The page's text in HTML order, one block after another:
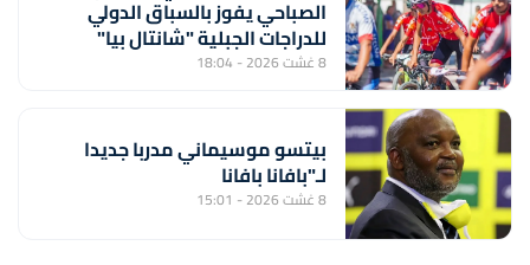
الصباحي يفوز بالسباق الدولي
للدراجات الجبلية "شانتال بيا"
8 غشت 2026 - 18:04
بيتسو موسيماني مدربا جديدا
لـ"بافانا بافانا
8 غشت 2026 - 15:01